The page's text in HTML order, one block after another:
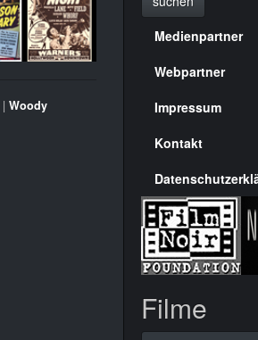
| Woody
Menülinks
rechte
Seite
Medienpartner
Webpartner
Impressum
Kontakt
Filme